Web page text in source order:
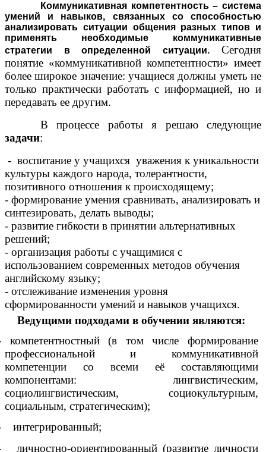
Коммуникативная компетентность – система
умений и навыков, связанных со способностью
анализировать ситуации общения разных типов и
применять необходимые коммуникативные
стратегии в определенной ситуации.
Сегодня
понятие «коммуникативной компетентности» имеет
более широкое значение: учащиеся должны уметь не
только практически работать с информацией, но и
передавать ее другим.
В процессе работы я решаю следующие
задачи:
- воспитание у учащихся уважения к уникальности
культуры каждого народа, толерантности,
позитивного отношения к происходящему;
- формирование умения сравнивать, анализировать и
синтезировать, делать выводы;
- развитие гибкости в принятии альтернативных
решений;
- организация работы с учащимися с
использованием современных методов обучения
английскому языку;
- отслеживание изменения уровня
сформированности умений и навыков учащихся.
Ведущими подходами в обучении являются:
компетентностный (в том числе формирование
профессиональной и коммуникативной
компетенции со всеми её составляющими
компонентами: лингвистическим,
социолингвистическим, социокультурным,
социальным, стратегическим);
интегрированный;
личностно-ориентированный (развитие личности